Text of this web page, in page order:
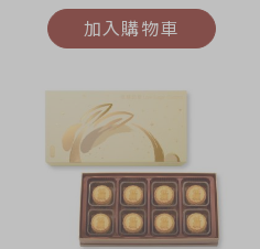
加入購物車